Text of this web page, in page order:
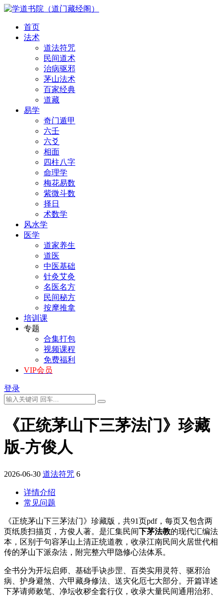
首页
法术
道法符咒
民间道术
治病驱邪
茅山法术
百家经典
道藏
易学
奇门遁甲
六壬
六爻
相面
四柱八字
命理学
梅花易数
紫微斗数
择日
术数学
风水学
医学
道家养生
道医
中医基础
针灸艾灸
名医名方
民间秘方
按摩推拿
培训课
专题
合集打包
视频课程
免费福利
VIP会员
登录
《正统茅山下三茅法门》珍藏
版-方俊人
2026-06-30 道法符咒 6
详情介绍
常见问题
《正统茅山下三茅法门》珍藏版，共91页pdf，每页又包含两
页纸质扫描页，方俊人著。是汇集民间下茅法教的现代汇编法
本，区别于句容茅山上清正统道教，收录江南民间火居世代相
传的茅山下派杂法，附完整六甲隐修心法体系。
全书分为开坛启师、基础手诀步罡、百类实用灵符、驱邪治
病、护身避煞、六甲藏身修法、送灾化厄七大部分。开篇详述
下茅请师敕笔、净坛收秽全套行仪，收录大量民间通用治邪、